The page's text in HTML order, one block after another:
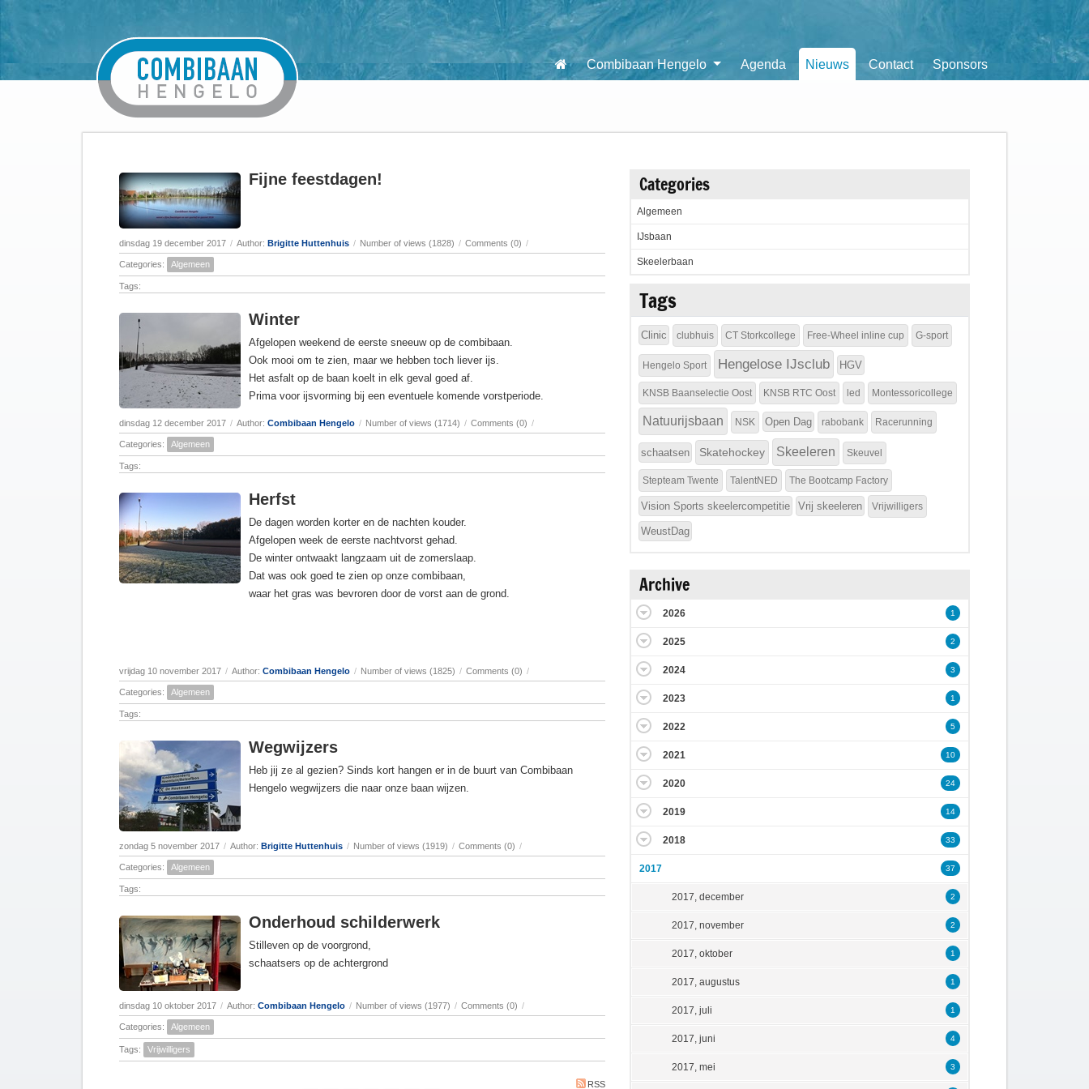
Combibaan Hengelo Agenda Nieuws Contact Sponsors
Fijne feestdagen!
dinsdag 19 december 2017 / Author: Brigitte Huttenhuis / Number of views (1828) / Comments (0) /
Categories: Algemeen
Tags:
Winter
Afgelopen weekend de eerste sneeuw op de combibaan.
Ook mooi om te zien, maar we hebben toch liever ijs.
Het asfalt op de baan koelt in elk geval goed af.
Prima voor ijsvorming bij een eventuele komende vorstperiode.
dinsdag 12 december 2017 / Author: Combibaan Hengelo / Number of views (1714) / Comments (0) /
Categories: Algemeen
Tags:
Herfst
De dagen worden korter en de nachten kouder.
Afgelopen week de eerste nachtvorst gehad.
De winter ontwaakt langzaam uit de zomerslaap.
Dat was ook goed te zien op onze combibaan,
waar het gras was bevroren door de vorst aan de grond.
vrijdag 10 november 2017 / Author: Combibaan Hengelo / Number of views (1825) / Comments (0) /
Categories: Algemeen
Tags:
Wegwijzers
Heb jij ze al gezien? Sinds kort hangen er in de buurt van Combibaan
Hengelo wegwijzers die naar onze baan wijzen.
zondag 5 november 2017 / Author: Brigitte Huttenhuis / Number of views (1919) / Comments (0) /
Categories: Algemeen
Tags:
Onderhoud schilderwerk
Stilleven op de voorgrond,
schaatsers op de achtergrond
dinsdag 10 oktober 2017 / Author: Combibaan Hengelo / Number of views (1977) / Comments (0) /
Categories: Algemeen
Tags: Vrijwilligers
RSS
Categories
Algemeen
IJsbaan
Skeelerbaan
Tags
Clinic clubhuis CT Storkcollege Free-Wheel inline cup G-sport
Hengelo Sport Hengelose IJsclub HGV
KNSB Baanselectie Oost KNSB RTC Oost led Montessoricollege
Natuurijsbaan NSK Open Dag rabobank Racerunning
schaatsen Skatehockey Skeeleren Skeuvel
Stepteam Twente TalentNED The Bootcamp Factory
Vision Sports skeelercompetitie Vrij skeeleren Vrijwilligers
WeustDag
Archive
2026 1
2025 2
2024 3
2023 1
2022 5
2021 10
2020 24
2019 14
2018 33
2017 37
2017, december 2
2017, november 2
2017, oktober 1
2017, augustus 1
2017, juli 1
2017, juni 4
2017, mei 3